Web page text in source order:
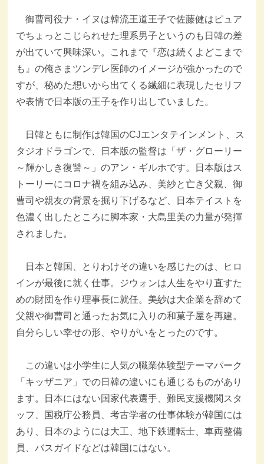
御曹司役ナ・イヌは韓流王道王子で佐藤健はピュア
でちょっとこじられせた理系男子というのも日韓の差
が出ていて興味深い。これまで『恋は続くよどこまで
も』の俺さまツンデレ医師のイメージが強かったので
すが、秘めた想いから出てくる繊細に表現したセリフ
や表情で日本版の王子を作り出していました。
日韓ともに制作は韓国のCJエンタテインメント、ス
タジオドラゴンで、日本版の監督は「ザ・グローリー
～輝かしき復讐～」のアン・ギルホです。日本版はス
トーリーにコロナ禍を組み込み、美紗と亡き父親、御
曹司や親友の背景を掘り下げるなど、日本テイストを
色濃く出したところに脚本家・大島里美の力量が発揮
されました。
日本と韓国、とりわけその違いを感じたのは、ヒロ
インが最後に就く仕事。ジウォンは人生をやり直すた
めの財団を作り理事長に就任。美紗は大企業を辞めて
父親や御曹司と通ったお気に入りの和菓子屋を再建。
自分らしい幸せの形、やりがいをとったのです。
この違いは小学生に人気の職業体験型テーマパーク
「キッザニア」での日韓の違いにも通じるものがあり
ます。日本にはない国家代表選手、難民支援機関スタ
ッフ、国税庁公務員、考古学者の仕事体験が韓国には
あり、日本のようには大工、地下鉄運転士、車両整備
員、バスガイドなどは韓国にはない。